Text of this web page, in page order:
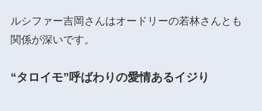
ルシファー吉岡さんはオードリーの若林さんとも
関係が深いです。
“タロイモ”呼ばわりの愛情あるイジり